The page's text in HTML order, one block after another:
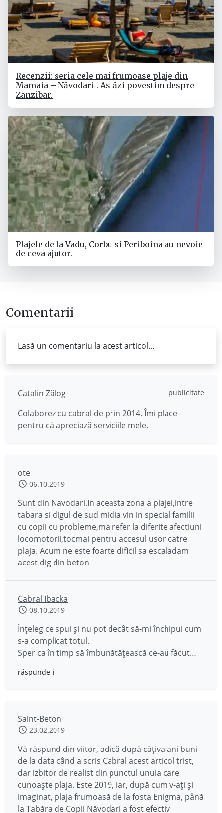
Recenzii: seria cele mai frumoase plaje din
Mamaia – Năvodari . Astăzi povestim despre
Zanzibar.
Plajele de la Vadu, Corbu si Periboina au nevoie
de ceva ajutor.
Comentarii
Lasă un comentariu la acest articol...
Catalin Zălog publicitate
Colaborez cu cabral de prin 2014. Îmi place
pentru că apreciază serviciile mele.
ote
06.10.2019
Sunt din Navodari.In aceasta zona a plajei,intre
tabara si digul de sud midia vin in special familii
cu copii cu probleme,ma refer la diferite afectiuni
locomotorii,tocmai pentru accesul usor catre
plaja. Acum ne este foarte dificil sa escaladam
acest dig din beton
Cabral Ibacka
08.10.2019
Înțeleg ce spui și nu pot decât să-mi închipui cum
s-a complicat totul.
Sper ca în timp să îmbunătățească ce-au făcut…
răspunde-i
Saint-Beton
23.02.2019
Vă răspund din viitor, adică după câțiva ani buni
de la data când a scris Cabral acest articol trist,
dar izbitor de realist din punctul unuia care
cunoaște plaja. Este 2019, iar, după cum v-ați și
imaginat, plaja frumoasă de la fosta Enigma, până
la Tabăra de Copii Năvodari a fost efectiv